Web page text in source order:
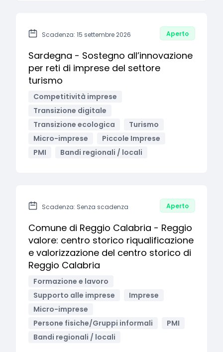
Scadenza: 15 settembre 2026 Aperto
Sardegna - Sostegno all’innovazione
per reti di imprese del settore
turismo
Competitività imprese
Transizione digitale
Transizione ecologica
Turismo
Micro-imprese
Piccole Imprese
PMI
Bandi regionali / locali
Scadenza: Senza scadenza Aperto
Comune di Reggio Calabria - Reggio
valore: centro storico riqualificazione
e valorizzazione del centro storico di
Reggio Calabria
Formazione e lavoro
Supporto alle imprese
Imprese
Micro-imprese
Persone fisiche/Gruppi informali
PMI
Bandi regionali / locali